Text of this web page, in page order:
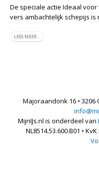
De speciale actie Ideaal
vers ambachtelijk schepijs is
LEES MEER...
Majoraandonk 16 • 3206
MijnIJs.nl is onderdeel van
NL8514.53.600.B01 •